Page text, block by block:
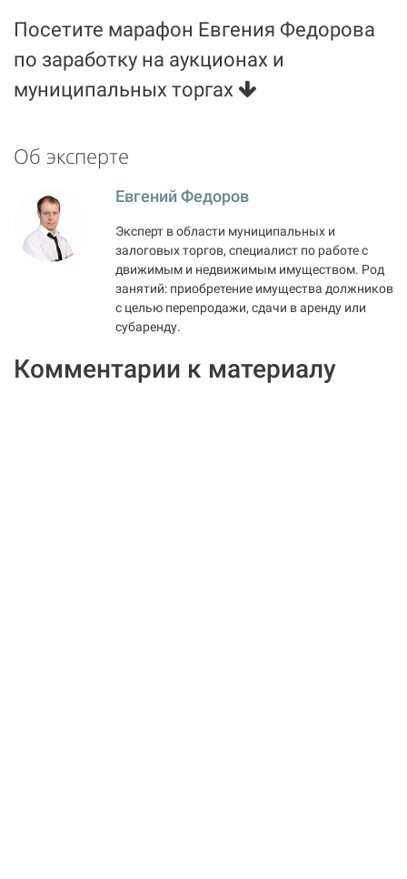
Посетите марафон Евгения Федорова
по заработку на аукционах и
муниципальных торгах
Об эксперте
Евгений Федоров
Эксперт в области муниципальных и
залоговых торгов, специалист по работе с
движимым и недвижимым имуществом. Род
занятий: приобретение имущества должников
с целью перепродажи, сдачи в аренду или
субаренду.
Комментарии к материалу